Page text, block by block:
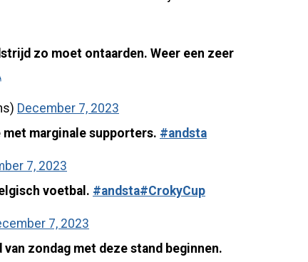
zo moet ontaarden. Weer een zeer
December 7, 2023
marginale supporters. #andsta
7, 2023
voetbal. #andsta#CrokyCup
7, 2023
zondag met deze stand beginnen.